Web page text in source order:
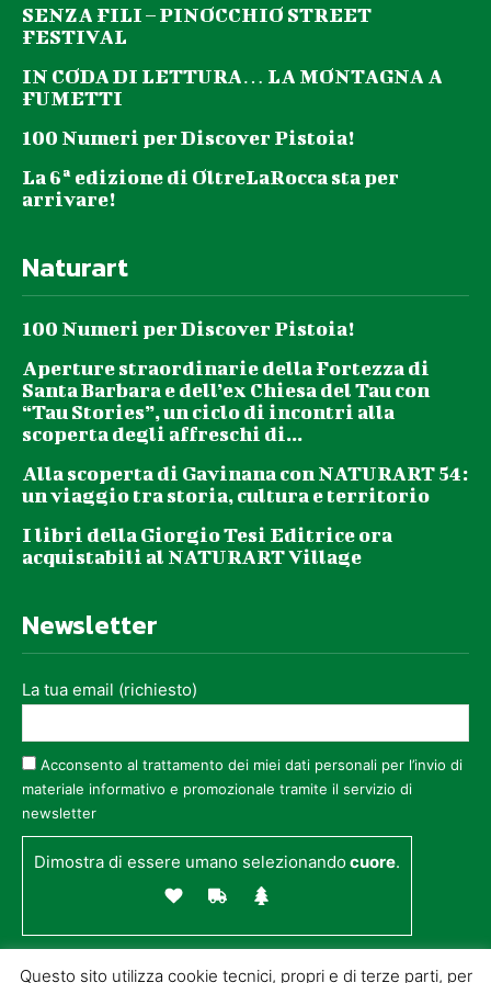
SENZA FILI – PINOCCHIO STREET
FESTIVAL
IN CODA DI LETTURA… LA MONTAGNA A
FUMETTI
100 Numeri per Discover Pistoia!
La 6ª edizione di OltreLaRocca sta per
arrivare!
Naturart
100 Numeri per Discover Pistoia!
Aperture straordinarie della Fortezza di
Santa Barbara e dell’ex Chiesa del Tau con
“Tau Stories”, un ciclo di incontri alla
scoperta degli affreschi di...
Alla scoperta di Gavinana con NATURART 54:
un viaggio tra storia, cultura e territorio
I libri della Giorgio Tesi Editrice ora
acquistabili al NATURART Village
Newsletter
La tua email (richiesto)
Acconsento al trattamento dei miei dati personali per l’invio di
materiale informativo e promozionale tramite il servizio di
newsletter
Dimostra di essere umano selezionandocuore.
Questo sito utilizza cookie tecnici, propri e di terze parti, per